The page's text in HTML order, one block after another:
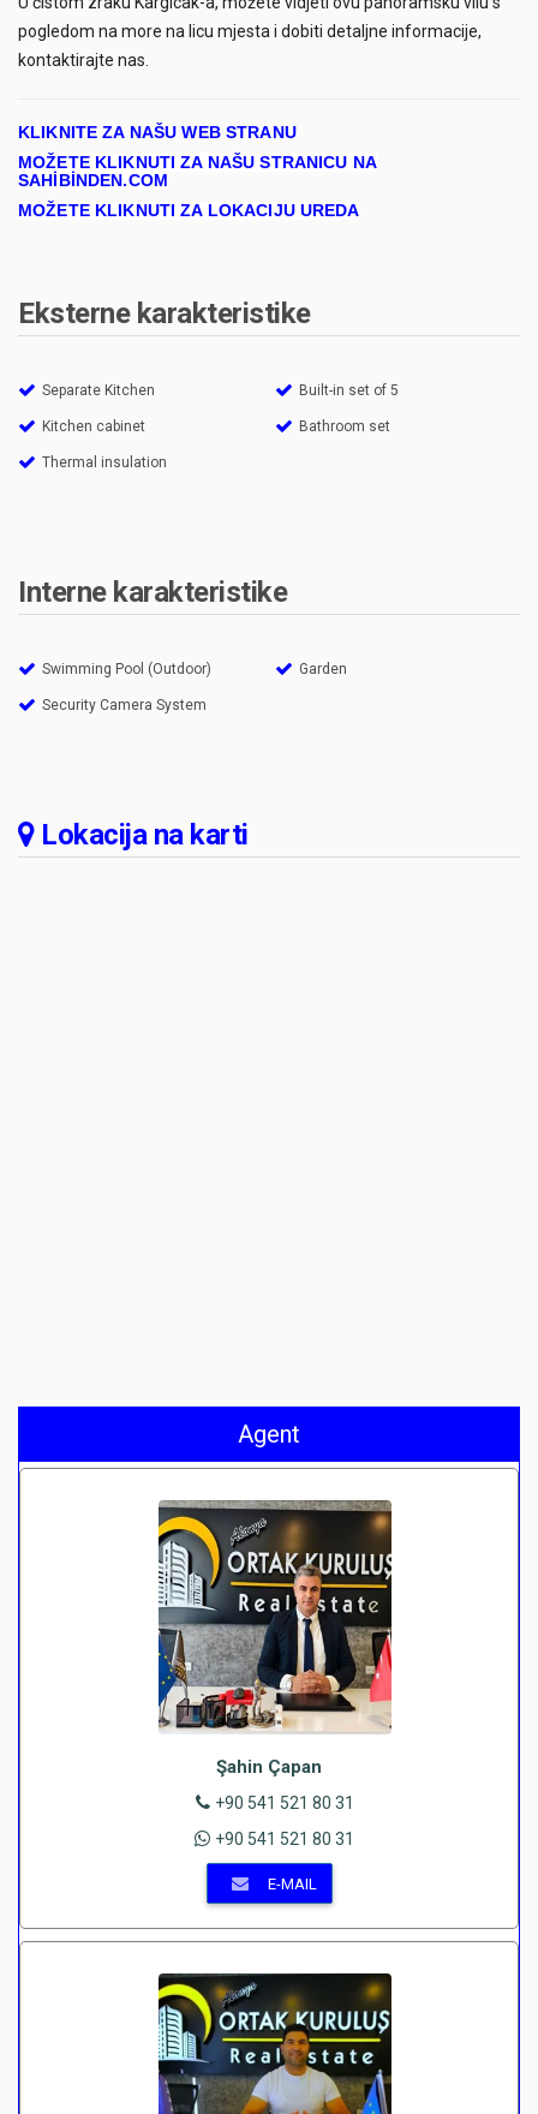
pogledom na more na licu mjesta i dobiti detaljne informacije,
kontaktirajte nas.
KLIKNITE ZA NAŠU WEB STRANU
MOŽETE KLIKNUTI ZA NAŠU STRANICU NA
SAHİBİNDEN.COM
MOŽETE KLIKNUTI ZA LOKACIJU UREDA
Eksterne karakteristike
Separate Kitchen Built-in set of 5
Kitchen cabinet Bathroom set
Thermal insulation
Interne karakteristike
Swimming Pool (Outdoor) Garden
Security Camera System
Lokacija na karti
Agent
Şahin Çapan
+90 541 521 80 31
+90 541 521 80 31
E-MAIL